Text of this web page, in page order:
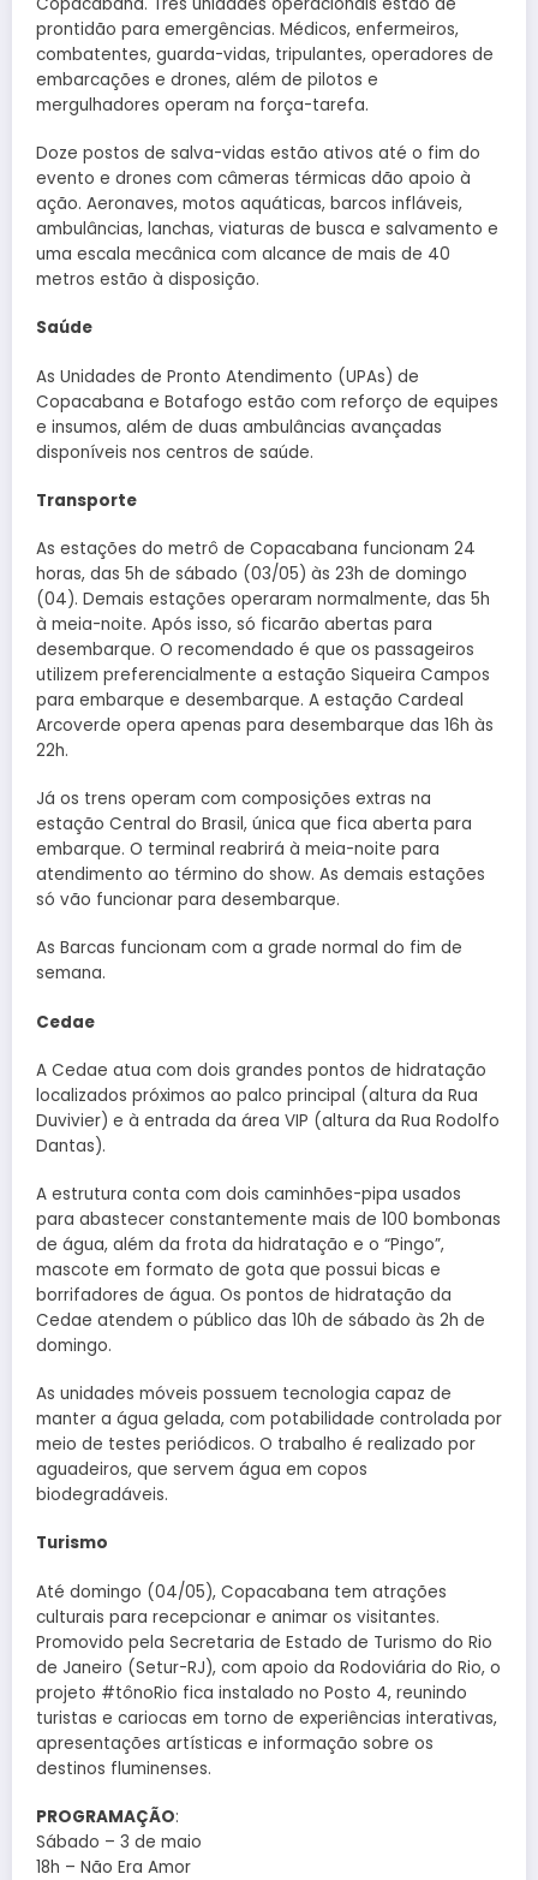
prontidão para emergências. Médicos, enfermeiros,
combatentes, guarda-vidas, tripulantes, operadores de
embarcações e drones, além de pilotos e
mergulhadores operam na força-tarefa.
Doze postos de salva-vidas estão ativos até o fim do
evento e drones com câmeras térmicas dão apoio à
ação. Aeronaves, motos aquáticas, barcos infláveis,
ambulâncias, lanchas, viaturas de busca e salvamento e
uma escala mecânica com alcance de mais de 40
metros estão à disposição.
Saúde
As Unidades de Pronto Atendimento (UPAs) de
Copacabana e Botafogo estão com reforço de equipes
e insumos, além de duas ambulâncias avançadas
disponíveis nos centros de saúde.
Transporte
As estações do metrô de Copacabana funcionam 24
horas, das 5h de sábado (03/05) às 23h de domingo
(04). Demais estações operaram normalmente, das 5h
à meia-noite. Após isso, só ficarão abertas para
desembarque. O recomendado é que os passageiros
utilizem preferencialmente a estação Siqueira Campos
para embarque e desembarque. A estação Cardeal
Arcoverde opera apenas para desembarque das 16h às
22h.
Já os trens operam com composições extras na
estação Central do Brasil, única que fica aberta para
embarque. O terminal reabrirá à meia-noite para
atendimento ao término do show. As demais estações
só vão funcionar para desembarque.
As Barcas funcionam com a grade normal do fim de
semana.
Cedae
A Cedae atua com dois grandes pontos de hidratação
localizados próximos ao palco principal (altura da Rua
Duvivier) e à entrada da área VIP (altura da Rua Rodolfo
Dantas).
A estrutura conta com dois caminhões-pipa usados
para abastecer constantemente mais de 100 bombonas
de água, além da frota da hidratação e o “Pingo”,
mascote em formato de gota que possui bicas e
borrifadores de água. Os pontos de hidratação da
Cedae atendem o público das 10h de sábado às 2h de
domingo.
As unidades móveis possuem tecnologia capaz de
manter a água gelada, com potabilidade controlada por
meio de testes periódicos. O trabalho é realizado por
aguadeiros, que servem água em copos
biodegradáveis.
Turismo
Até domingo (04/05), Copacabana tem atrações
culturais para recepcionar e animar os visitantes.
Promovido pela Secretaria de Estado de Turismo do Rio
de Janeiro (Setur-RJ), com apoio da Rodoviária do Rio, o
projeto #tônoRio fica instalado no Posto 4, reunindo
turistas e cariocas em torno de experiências interativas,
apresentações artísticas e informação sobre os
destinos fluminenses.
PROGRAMAÇÃO:
Sábado – 3 de maio
18h – Não Era Amor